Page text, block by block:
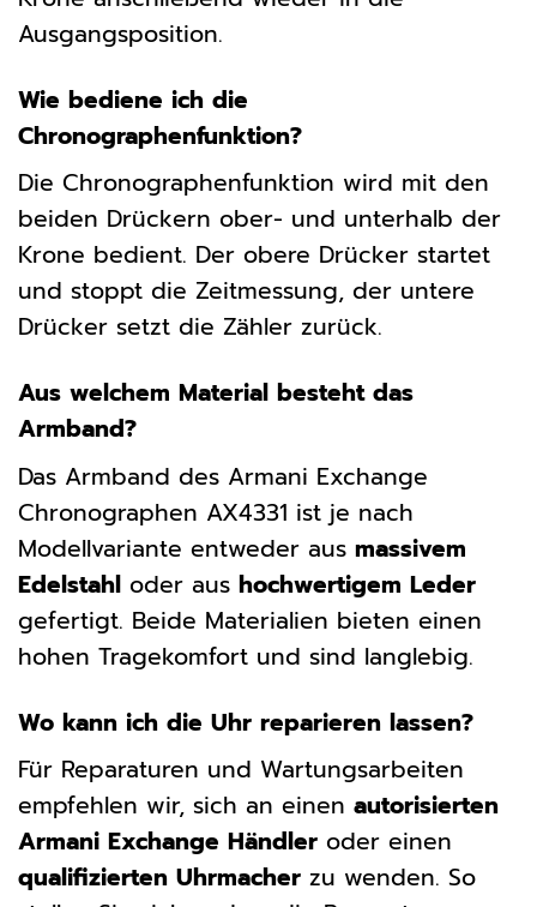
Ausgangsposition.
Wie bediene ich die
Chronographenfunktion?
Die Chronographenfunktion wird mit den
beiden Drückern ober- und unterhalb der
Krone bedient. Der obere Drücker startet
und stoppt die Zeitmessung, der untere
Drücker setzt die Zähler zurück.
Aus welchem Material besteht das
Armband?
Das Armband des Armani Exchange
Chronographen AX4331 ist je nach
Modellvariante entweder aus massivem
Edelstahl oder aus hochwertigem Leder
gefertigt. Beide Materialien bieten einen
hohen Tragekomfort und sind langlebig.
Wo kann ich die Uhr reparieren lassen?
Für Reparaturen und Wartungsarbeiten
empfehlen wir, sich an einen autorisierten
Armani Exchange Händler oder einen
qualifizierten Uhrmacher zu wenden. So